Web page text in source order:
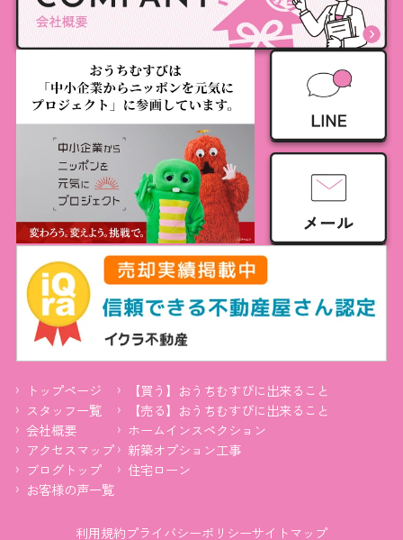
トップページ
【買う】おうちむすびに出来ること
スタッフ一覧
【売る】おうちむすびに出来ること
会社概要
ホームインスペクション
アクセスマップ
新築オプション工事
ブログトップ
住宅ローン
お客様の声一覧
利用規約プライバシーポリシーサイトマップ